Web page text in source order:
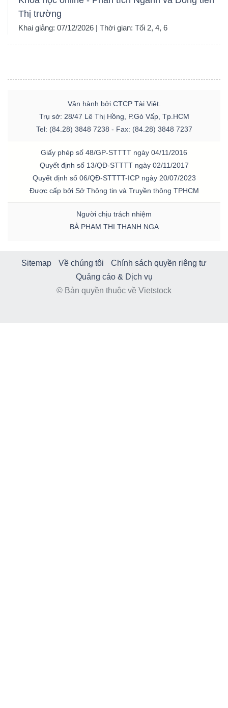
Thị trường
Khai giảng: 07/12/2026 | Thời gian: Tối 2, 4, 6
Vận hành bởi CTCP Tài Việt.
Trụ sở: 28/47 Lê Thị Hồng, P.Gò Vấp, Tp.HCM
Tel: (84.28) 3848 7238 - Fax: (84.28) 3848 7237
Giấy phép số 48/GP-STTTT ngày 04/11/2016
Quyết định số 13/QĐ-STTTT ngày 02/11/2017
Quyết định số 06/QĐ-STTTT-ICP ngày 20/07/2023
Được cấp bởi Sở Thông tin và Truyền thông TPHCM
Người chịu trách nhiệm
BÀ PHẠM THỊ THANH NGA
Sitemap Về chúng tôi
Chính sách quyền riêng tư
Quảng cáo & Dịch vụ
© Bản quyền thuộc về Vietstock